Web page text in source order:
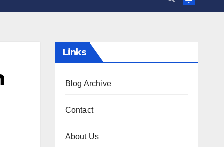
Links
Blog Archive
Contact
About Us